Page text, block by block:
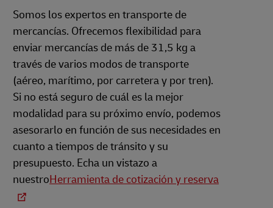
Somos los expertos en transporte de
mercancías. Ofrecemos flexibilidad para
enviar mercancías de más de 31,5 kg a
través de varios modos de transporte
(aéreo, marítimo, por carretera y por tren).
Si no está seguro de cuál es la mejor
modalidad para su próximo envío, podemos
asesorarlo en función de sus necesidades en
cuanto a tiempos de tránsito y su
presupuesto. Echa un vistazo a
nuestroHerramienta de cotización y reserva